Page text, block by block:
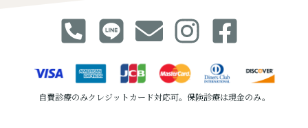
自費診療のみクレジットカード対応可。保険診療は現金のみ。